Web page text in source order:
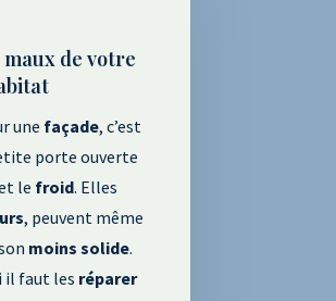
de votre
une façade, c’est
porte ouverte
le froid. Elles
, peuvent même
moins solide.
il faut les réparer